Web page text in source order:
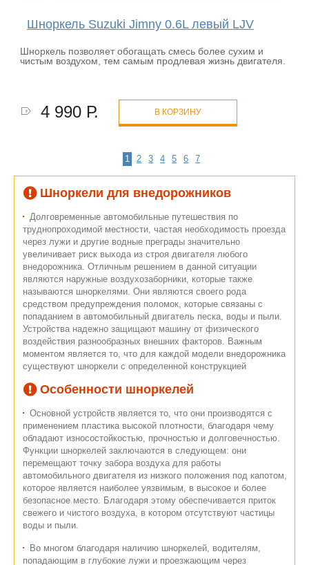
Шноркель Suzuki Jimny 0.6L левый LJV
Шноркель позволяет обогащать смесь более сухим и
чистым воздухом, тем самым продлевая жизнь двигателя.
4 990 Р. В КОРЗИНУ
1 2 3 4 5 6 7
Шноркели для внедорожников
Долговременные автомобильные путешествия по
труднопроходимой местности, частая необходимость проезда
через лужи и другие водные преграды значительно
увеличивает риск выхода из строя двигателя любого
внедорожника. Отличным решением в данной ситуации
являются наружные воздухозаборники, которые также
называются шноркелями. Они являются своего рода
средством предупреждения поломок, которые связаны с
попаданием в автомобильный двигатель песка, воды и пыли.
Устройства надежно защищают машину от физического
воздействия разнообразных внешних факторов. Важным
моментом является то, что для каждой модели внедорожника
существуют шноркели с определенной конструкцией
Особенности шноркелей
Основной устройств является то, что они производятся с
применением пластика высокой плотности, благодаря чему
обладают износостойкостью, прочностью и долговечностью.
Функции шноркелей заключаются в следующем: они
перемещают точку забора воздуха для работы
автомобильного двигателя из низкого положения под капотом,
которое является наиболее уязвимым, в высокое и более
безопасное место. Благодаря этому обеспечивается приток
свежего и чистого воздуха, в котором отсутствуют частицы
воды и пыли.
Во многом благодаря наличию шноркелей, водителям,
попадающим в глубокие лужи и проезжающим через